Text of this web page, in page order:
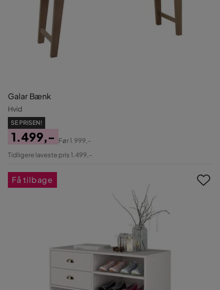
Galar Bænk
Hvid
SE PRISEN!
Pris
1.499,-
Original
Før1.999,-
Tidligere laveste pris 1.499,-
Få tilbage